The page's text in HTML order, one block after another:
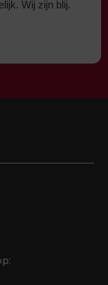
Wij zijn blij.